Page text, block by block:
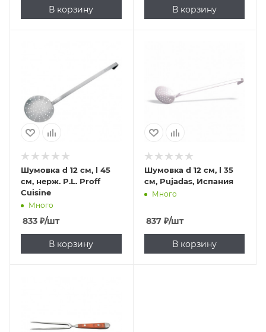
В корзину В корзину
Шумовка d 12 см, l 45
см, нерж. P.L. Proff
Cuisine
Много
833 ₽/шт
В корзину
Шумовка d 12 см, l 35
см, Pujadas, Испания
Много
837₽/шт
В корзину